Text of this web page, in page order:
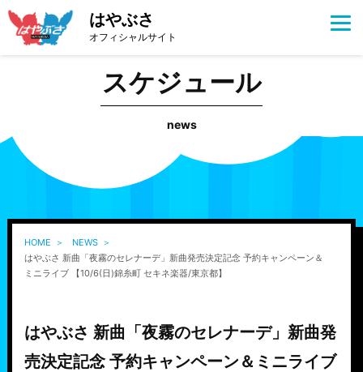
はやぶさ
オフィシャルサイト
スケジュール
news
HOME
NEWS
はやぶさ 新曲「夜霧のセレナーデ」新曲発売決定記念 予約キャンペーン＆
ミニライブ 【10/6(日)錦糸町 セキネ楽器/東京都】
はやぶさ 新曲「夜霧のセレナーデ」新曲発
売決定記念 予約キャンペーン＆ミニライブ